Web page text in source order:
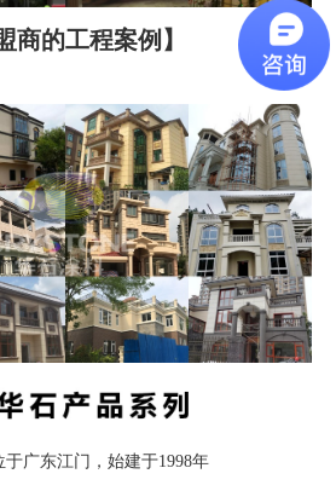
商的工程案例】
于广东江门，始建于1998年